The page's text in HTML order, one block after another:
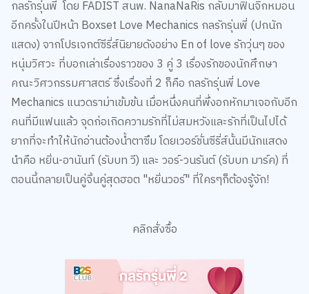
อีกครั้งในปีหน้า Boxset Love Mechanics กลรักรุ่นพี่ (ปกนัก
แสดง) จากโปรเจกต์ซีรี่ส์นิยายดังอย่าง En of love รักวุ่นๆ ของ
หนุ่มวิศวะ ที่บอกเล่าเรื่องราวของ 3 คู่ 3 เรื่องรักของนักศึกษา
คณะวิศวกรรมศาสตร์ ซึ่งเรื่องที่ 2 ก็คือ กลรักรุ่นพี่ Love
Mechanics แนวดราม่าเข้มข้น เมื่อหนึ่งคนที่พึ่งอกหักมาเจอกับอีก
คนที่มีแฟนแล้ว จุดก่อเกิดความรักที่ไม่สมหวังและรักที่เป็นไปได้
ยากที่จะทำให้นักอ่านต้องน้ำตาซึม โดยเวอร์ชั่นซีรี่ส์นั้นมีนักแสดง
นำคือ หยิ่น-อานันท์ (รับบท วี) และ วอร์-วนรันต์ (รับบท มาร์ค) ที่
ตอนนี้กลายเป็นคู่จิ้นคู่สุดฮอต "หยิ่นวอร์" ที่ใครๆก็ต้องรู้จัก!